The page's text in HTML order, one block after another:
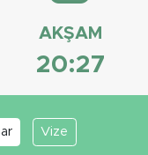
AKŞAM
20:27
Vize